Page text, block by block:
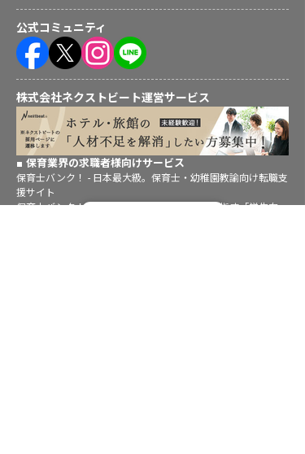
公式コミュニティ
株式会社ネクストビート運営サービス
保育業界の求職者様向けサービス
保育士バンク！ - 日本最大級。保育士・幼稚園教諭向け転職支
援サイト
保育士バンク！新卒 - 保育士・幼稚園教諭を目指す「学生向